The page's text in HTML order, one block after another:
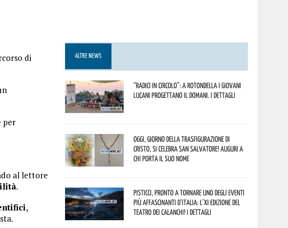
di
per
al lettore
.
,
ALTRE NEWS
“Radici in Circolo”: a Rotondella i giovani
lucani progettano il domani. I dettagli
Oggi, giorno della Trasfigurazione di
Cristo, si celebra San Salvatore! Auguri a
chi porta il suo nome
Pisticci, pronto a tornare uno degli eventi
più affascinanti d’Italia: l’XI edizione del
Teatro dei Calanchi! I dettagli